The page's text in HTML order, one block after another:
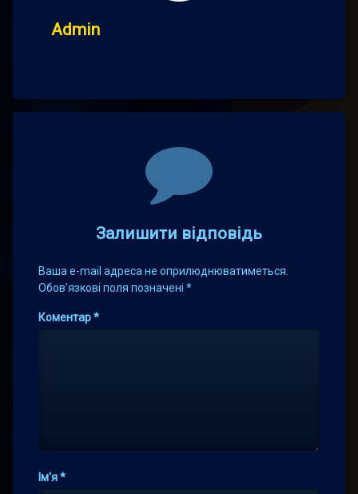
Admin
Залишити відповідь
Ваша e-mail адреса не оприлюднюватиметься.
Обов’язкові поля позначені *
Коментар*
Ім'я*